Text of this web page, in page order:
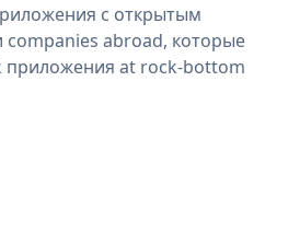
с открытым
abroad, которые
приложения at rock-bottom